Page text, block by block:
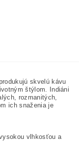
skvelú kávu
štýlom. Indiáni
rozmanitých,
ich snaženia je
vlhkosťou a